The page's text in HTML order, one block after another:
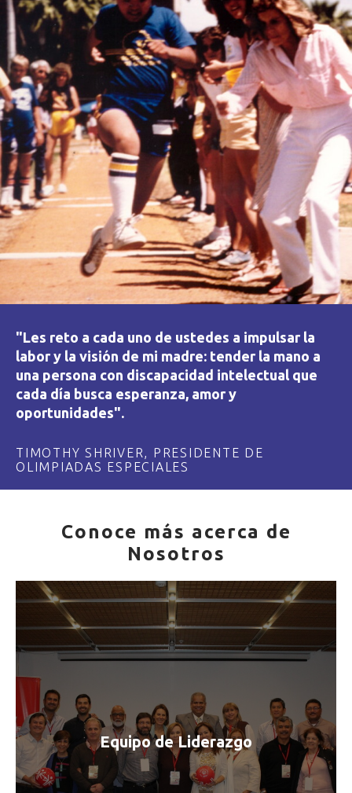
"Les reto a cada uno de ustedes a impulsar la
labor y la visión de mi madre: tender la mano a
una persona con discapacidad intelectual que
cada día busca esperanza, amor y
oportunidades".
TIMOTHY SHRIVER, PRESIDENTE DE
OLIMPIADAS ESPECIALES
Conoce más acerca de
Nosotros
Equipo de Liderazgo